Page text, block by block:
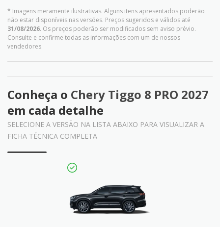
* Imagens meramente ilustrativas. Alguns itens apresentados poderão
não estar disponíveis nas versões. Preços sugeridos e válidos até
31/08/2026. Os preços poderão ser modificados sem aviso prévio.
Consulte e confirme todas as informações com um de nossos
vendedores.
Conheça o Chery Tiggo 8 PRO 2027
em cada detalhe
SELECIONE A VERSÃO NA LISTA ABAIXO PARA VISUALIZAR A
FICHA TÉCNICA COMPLETA